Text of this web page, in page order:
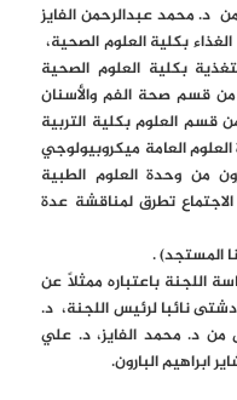
د. محمد عبدالرحمن الفايز
بكلية العلوم الصحية،
بكلية العلوم الصحية
قسم صحة الفم والأسنان
قسم العلوم بكلية التربية
العامة ميكروبيولوجي
من وحدة العلوم الطبية
تطرق لمناقشة عدة
اللجنة باعتباره ممثلاً عن
دشتى نائبا لرئيس اللجنة، د.
من د. محمد الفايز، د. علي
ابراهيم البارون.